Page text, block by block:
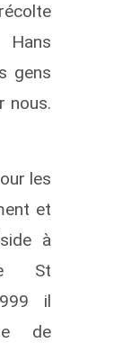
gens
nous.
les
et
à
St
il
de